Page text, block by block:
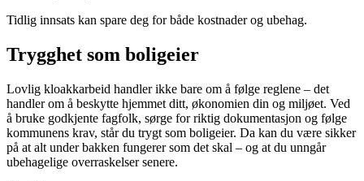
Tidlig innsats kan spare deg for både kostnader og ubehag.
Trygghet som boligeier
Lovlig kloakkarbeid handler ikke bare om å følge reglene – det
handler om å beskytte hjemmet ditt, økonomien din og miljøet. Ved
å bruke godkjente fagfolk, sørge for riktig dokumentasjon og følge
kommunens krav, står du trygt som boligeier. Da kan du være sikker
på at alt under bakken fungerer som det skal – og at du unngår
ubehagelige overraskelser senere.